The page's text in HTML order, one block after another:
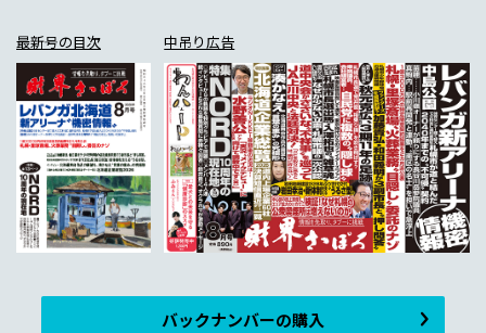
最新号の目次 中吊り広告
バックナンバーの購入